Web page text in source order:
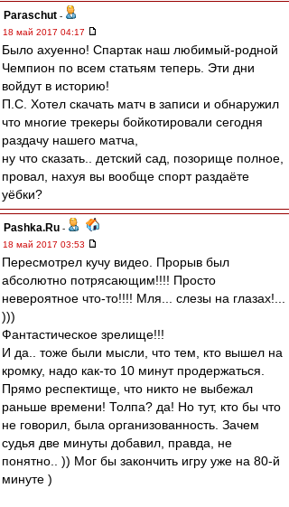
Paraschut -
18 май 2017 04:17
Было aхуенно! Спартак наш любимый-родной
Чемпион по всем статьям теперь. Эти дни
войдут в историю!
П.С. Хотел скачать матч в записи и обнаружил
что многие трекеры бойкотировали сегодня
раздачу нашего матча,
ну что сказать.. детский сад, позорище полное,
провал, нахуя вы вообще спорт раздаёте
уёбки?
Pashka.Ru -
18 май 2017 03:53
Пересмотрел кучу видео. Прорыв был
абсолютно потрясающим!!!! Просто
невероятное что-то!!!! Мля... слезы на глазах!...
)))
Фантастическое зрелище!!!
И да.. тоже были мысли, что тем, кто вышел на
кромку, надо как-то 10 минут продержаться.
Прямо респектище, что никто не выбежал
раньше времени! Толпа? да! Но тут, кто бы что
не говорил, была организованность. Зачем
судья две минуты добавил, правда, не
понятно.. )) Мог бы закончить игру уже на 80-й
минуте )